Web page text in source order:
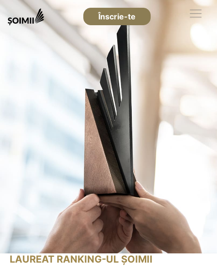
Înscrie-te
LAUREAT RANKING-UL ȘOIMII